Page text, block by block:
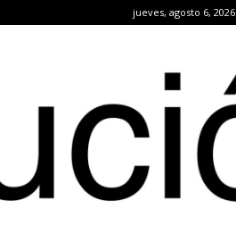
jueves, agosto 6, 2026